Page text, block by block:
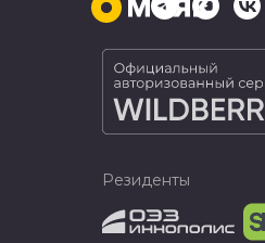
Резиденты